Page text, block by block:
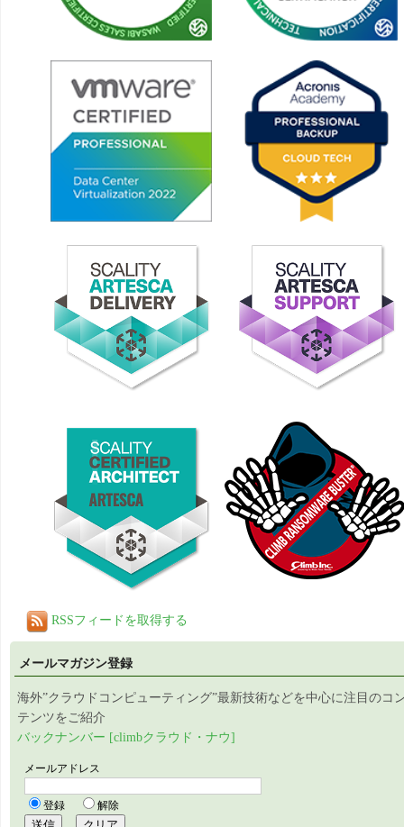
RSSフィードを取得する
メールマガジン登録
海外”クラウドコンピューティング”最新技術などを中心に注目のコ
テンツをご紹介
バックナンバー [climbクラウド・ナウ]